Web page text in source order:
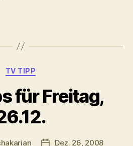
Kategorien
TV TIPP
für Freitag,
Veröffentlichungsdatum
Dez. 26, 2008